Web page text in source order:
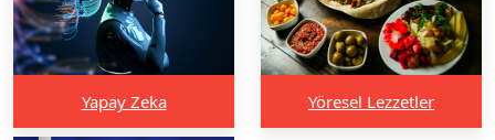
Yapay Zeka Yöresel Lezzetler